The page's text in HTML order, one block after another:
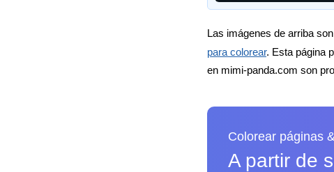
Las imágenes de arriba
para colorear. Esta página
en mimi-panda.com son
Colorear páginas
A partir de